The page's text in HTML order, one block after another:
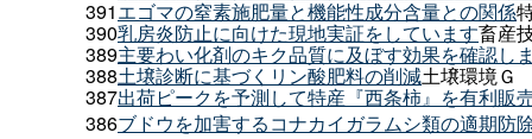
391エゴマの窒素施肥量と機能性成分含量との関係
390乳房炎防止に向けた現地実証をしています畜産
389主要わい化剤のキク品質に及ぼす効果を確認し
388土壌診断に基づくリン酸肥料の削減土壌環境Ｇ
387出荷ピークを予測して特産『西条柿』を有利販
386ブドウを加害するコナカイガラムシ類の適期防